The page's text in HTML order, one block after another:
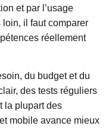
et par l’usage
il faut comparer
réellement
du budget et du
des tests réguliers
la plupart des
mobile avance mieux